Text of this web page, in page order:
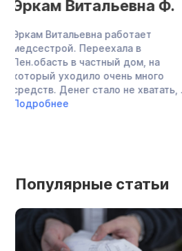
Елена Владимировна
П.
Елена Владимировна находится на
пенсии. Сумма долга к моменту
обращения в нашу компанию
составила порядка 2 млн. руб по
кредитным ...
Популярные статьи